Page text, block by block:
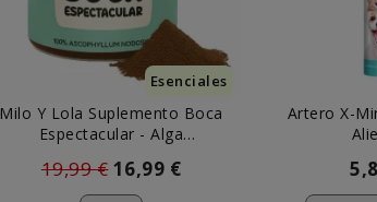
Esenciales
Milo Y Lola Suplemento Boca
Espectacular - Alga
19,99 € 16,99 €
Artero X-